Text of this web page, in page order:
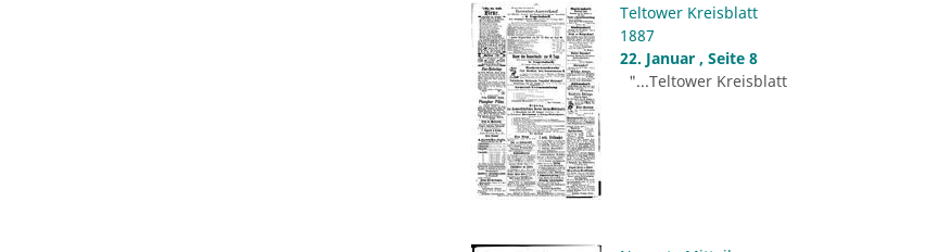
Teltower Kreisblatt
1887
22. Januar , Seite 8
"...Teltower Kreisblatt